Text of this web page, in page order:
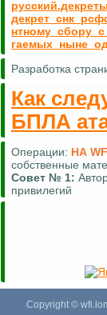
Разработка
Как
БПЛА
Операции: НА
Комментировать
Совет № 2: Для
Copyright ©